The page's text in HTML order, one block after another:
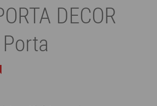
DECOR